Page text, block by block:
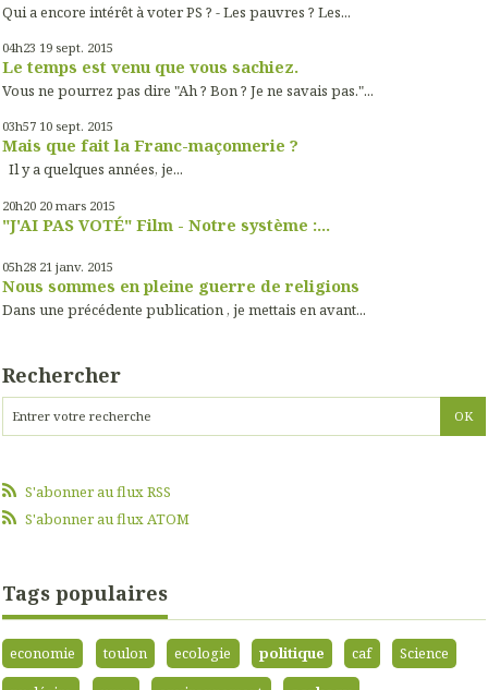
Qui a encore intérêt à voter PS ? - Les pauvres ? Les...
04h23 19 sept. 2015
Le temps est venu que vous sachiez.
Vous ne pourrez pas dire "Ah ? Bon ? Je ne savais pas."...
03h57 10 sept. 2015
Mais que fait la Franc-maçonnerie ?
Il y a quelques années, je...
20h20 20 mars 2015
"J'AI PAS VOTÉ" Film - Notre système :...
05h28 21 janv. 2015
Nous sommes en pleine guerre de religions
Dans une précédente publication , je mettais en avant...
Rechercher
S'abonner au flux RSS
S'abonner au flux ATOM
Tags populaires
economie toulon ecologie politique caf
Science